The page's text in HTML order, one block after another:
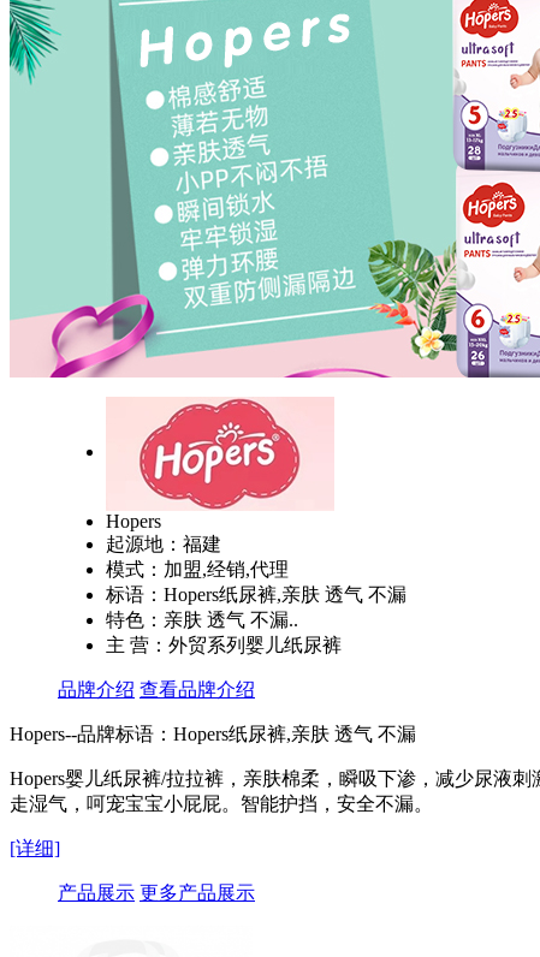
Hopers
起源地：福建
模式：加盟,经销,代理
标语：Hopers纸尿裤,亲肤 透气 不漏
特色：亲肤 透气 不漏..
主 营：外贸系列婴儿纸尿裤
品牌介绍 查看品牌介绍
Hopers--品牌标语： Hopers纸尿裤,亲肤 透气 不漏
Hopers婴儿纸尿裤/拉拉裤，亲肤棉柔，瞬吸下渗，减少尿液
走湿气，呵宠宝宝小屁屁。智能护挡，安全不漏。
[详细]
产品展示 更多产品展示